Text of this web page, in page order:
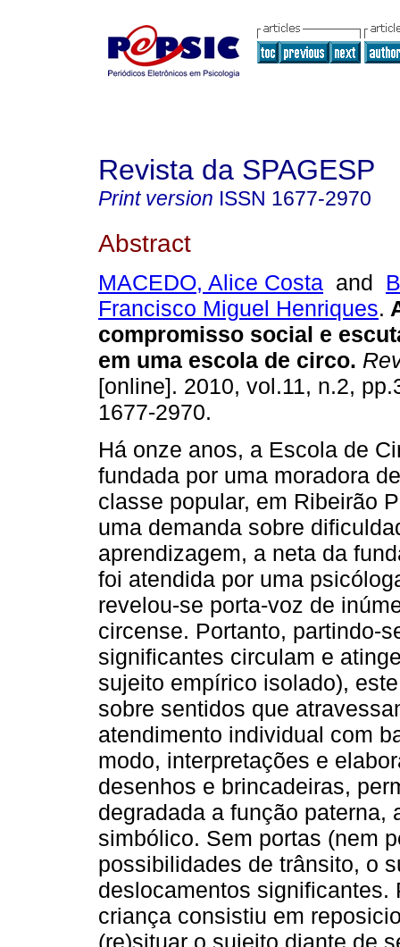
Revista da SPAGESP
Print version ISSN 1677-2970
Abstract
MACEDO, Alice Costa and
Francisco Miguel Henriques.
compromisso social e
em uma escola de circo.
[online]. 2010, vol.11, n.2,
1677-2970.
Há onze anos, a Escola de
fundada por uma moradora
classe popular, em Ribeirão
uma demanda sobre
aprendizagem, a neta da
foi atendida por uma
revelou-se porta-voz de
circense. Portanto, partindo-
significantes circulam e
sujeito empírico isolado),
sobre sentidos que
atendimento individual com
modo, interpretações e
desenhos e brincadeiras,
degradada a função paterna,
simbólico. Sem portas (nem
possibilidades de trânsito, o
deslocamentos significantes.
criança consistiu em
(re)situar o sujeito diante de